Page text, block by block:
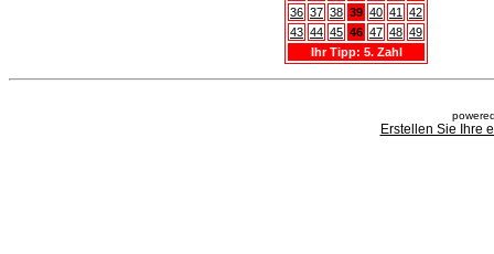
36 37 38 39 40 41
42
43 44 45 46 47 48 49
Ihr Tipp: 5. Zahl
Erstellen Sie Ihre